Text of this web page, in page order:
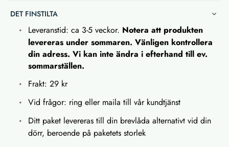
DET FINSTILTA
Leveranstid: ca 3-5 veckor. Notera att produkten
levereras under sommaren. Vänligen kontrollera
din adress. Vi kan inte ändra i efterhand till ev.
sommarställen.
Frakt: 29 kr
Vid frågor: ring eller maila till vår kundtjänst
Ditt paket levereras till din brevlåda alternativt vid din
dörr, beroende på paketets storlek